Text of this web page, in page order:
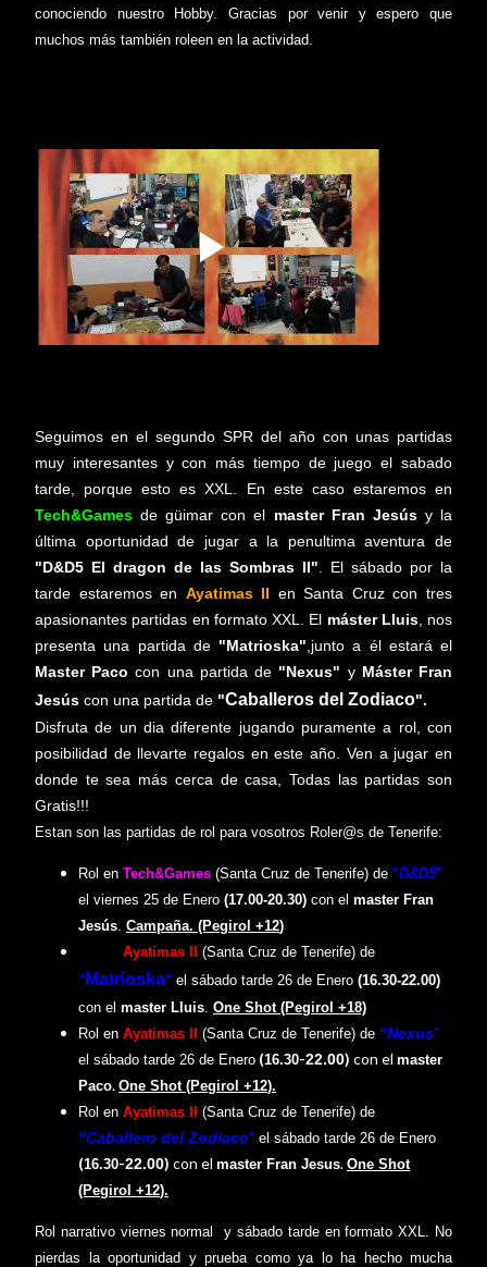
conociendo nuestro Hobby. Gracias por venir y espero que
muchos más también roleen en la actividad.
Seguimos en el segundo SPR del año con unas partidas
muy interesantes y con más tiempo de juego el sabado
tarde, porque esto es XXL. En este caso estaremos en
Tech&Games de güimar con el master Fran Jesúsy la
última oportunidad de jugar a la penultima aventura de
"D&D5 El dragon de las Sombras II"
El sábado por la
tarde estaremos en Ayatimas II en Santa Cruz con tres
apasionantes partidas en formato XXL. El máster Lluis, nos
presenta una partida de "Matrioska" ,junto a él estará el
Master Paco con una partida de "Nexus" y Máster Fran
Jesús con una partida de "Caballeros del Zodiaco".
Disfruta de un dia diferente jugando puramente a rol, con
posibilidad de llevarte regalos en este año. Ven a jugar en
donde te sea más cerca de casa, Todas las partidas son
Gratis!!!
Estan son las partidas de rol para vosotros Roler@s de Tenerife:
Rol en Tech&Games (Santa Cruz de Tenerife) de "D&D5"
el viernes 25 de Enero (17.00-20.30) con el master Fran
Jesús Campaña. (Pegirol +12)
Ayatimas II
(Santa Cruz de Tenerife) de
" Matrioska" el sábado tarde 26 de Enero (16.30-22.00)
con el master Lluis One Shot (Pegirol +18)
Rol en Ayatimas II (Santa Cruz de Tenerife) de "Nexus"
el sábado tarde 26 de Enero (16.30-22.00) con el master
Paco. One Shot (Pegirol +12).
Rol en Ayatimas II (Santa Cruz de Tenerife) de
"Caballero del Zodiaco" el sábado tarde 26 de Enero
(16.30-22.00) con el master Fran Jesus. One Shot
(Pegirol +12).
Rol narrativo viernes normal y sábado tarde en formato XXL. No
pierdas la oportunidad y prueba como ya lo ha hecho mucha